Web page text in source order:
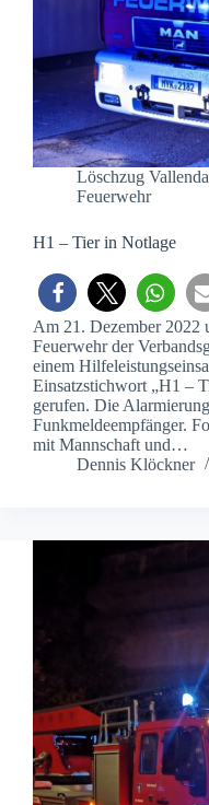
Löschzug
Feuerwehr
H1 – Tier in Notlage
Am 21. Dezember 2022
Feuerwehr der
einem
Einsatzstichwort „H1 –
gerufen. Die
Funkmeldeempfänger.
mit Mannschaft und…
Dennis Klöckner